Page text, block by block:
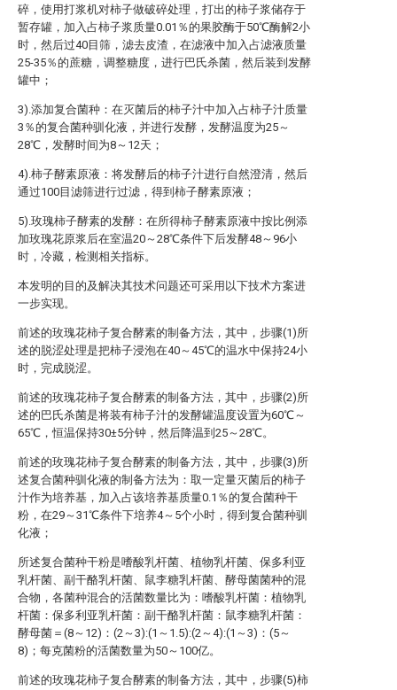
碎，使用打浆机对柿子做破碎处理，打出的柿子浆储存于
暂存罐，加入占柿子浆质量0.01％的果胶酶于50℃酶解2小
时，然后过40目筛，滤去皮渣，在滤液中加入占滤液质量
25-35％的蔗糖，调整糖度，进行巴氏杀菌，然后装到发酵
罐中；
3).添加复合菌种：在灭菌后的柿子汁中加入占柿子汁质量
3％的复合菌种驯化液，并进行发酵，发酵温度为25～
28℃，发酵时间为8～12天；
4).柿子酵素原液：将发酵后的柿子汁进行自然澄清，然后
通过100目滤筛进行过滤，得到柿子酵素原液；
5).玫瑰柿子酵素的发酵：在所得柿子酵素原液中按比例添
加玫瑰花原浆后在室温20～28℃条件下后发酵48～96小
时，冷藏，检测相关指标。
本发明的目的及解决其技术问题还可采用以下技术方案进
一步实现。
前述的玫瑰花柿子复合酵素的制备方法，其中，步骤(1)所
述的脱涩处理是把柿子浸泡在40～45℃的温水中保持24小
时，完成脱涩。
前述的玫瑰花柿子复合酵素的制备方法，其中，步骤(2)所
述的巴氏杀菌是将装有柿子汁的发酵罐温度设置为60℃～
65℃，恒温保持30±5分钟，然后降温到25～28℃。
前述的玫瑰花柿子复合酵素的制备方法，其中，步骤(3)所
述复合菌种驯化液的制备方法为：取一定量灭菌后的柿子
汁作为培养基，加入占该培养基质量0.1％的复合菌种干
粉，在29～31℃条件下培养4～5个小时，得到复合菌种驯
化液；
所述复合菌种干粉是嗜酸乳杆菌、植物乳杆菌、保多利亚
乳杆菌、副干酪乳杆菌、鼠李糖乳杆菌、酵母菌菌种的混
合物，各菌种混合的活菌数量比为：嗜酸乳杆菌：植物乳
杆菌：保多利亚乳杆菌：副干酪乳杆菌：鼠李糖乳杆菌：
酵母菌＝(8～12)：(2～3):(1～1.5):(2～4):(1～3)：(5～
8)；每克菌粉的活菌数量为50～100亿。
前述的玫瑰花柿子复合酵素的制备方法，其中，步骤(5)柿